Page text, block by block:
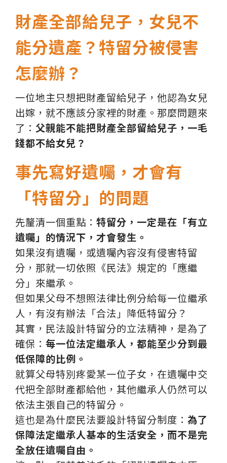
財產全部給兒子，女兒不
能分遺產？特留分被侵害
怎麼辦？
一位地主只想把財產留給兒子，他認為女兒
出嫁，就不應該分家裡的財產。那麼問題來
了： 父親能不能把財產全部留給兒子，一毛
錢都不給女兒？
事先寫好遺囑，才會有
「特留分」的問題
先釐清一個重點： 特留分，一定是在「有立
遺囑」的情況下，才會發生。
如果沒有遺囑，或遺囑內容沒有侵害特留
分，那就一切依照《民法》規定的「應繼
分」來繼承。
但如果父母不想照法律比例分給每一位繼承
人，有沒有辦法「合法」降低特留分？
其實，民法設計特留分的立法精神，是為了
確保： 每一位法定繼承人，都能至少分到最
低保障的比例。
就算父母特別疼愛某一位子女，在遺囑中交
代把全部財產都給他，其他繼承人仍然可以
依法主張自己的特留分。
這也是為什麼民法要設計特留分制度： 為了
保障法定繼承人基本的生活安全，而不是完
全放任遺囑自由。